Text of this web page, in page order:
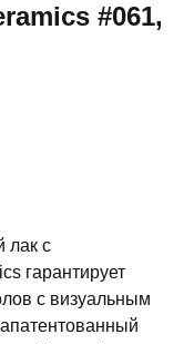
#061,
лак с
гарантирует
с визуальным